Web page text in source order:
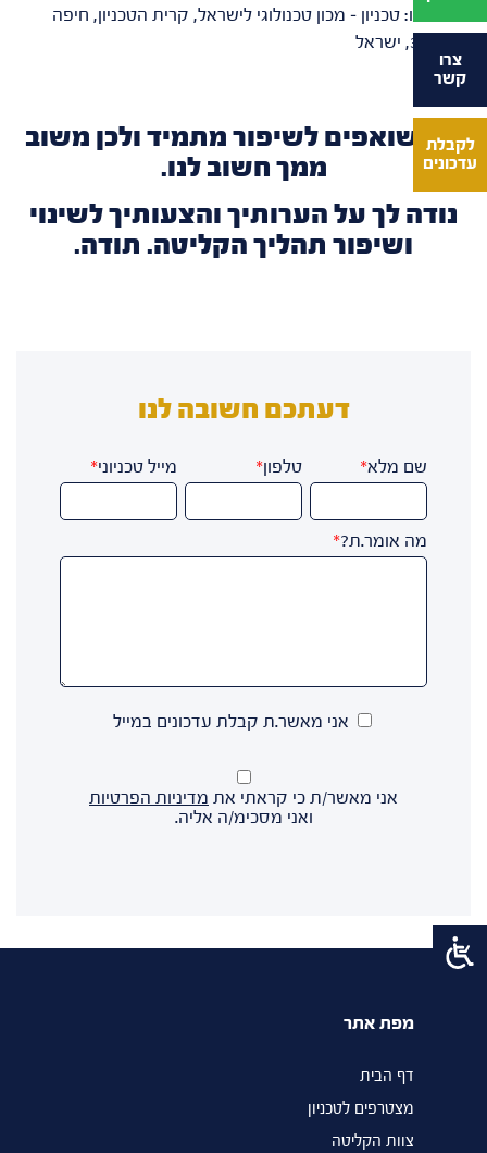
צרו
קשר
לקבלת
עדכונים
כתובתינו: טכניון – מכון טכנולוגי לישראל, קרית הטכניון, חיפה
3200003, ישראל
אנו שואפים לשיפור מתמיד ולכן משוב
ממך חשוב לנו.
נודה לך על הערותיך והצעותיך לשינוי
ושיפור תהליך הקליטה. תודה.
דעתכם חשובה לנו
שם מלא* טלפון* מייל טכניוני*
מה אומר.ת?*
אני מאשר.ת קבלת עדכונים במייל
אני מאשר/ת כי קראתי את
מדיניות הפרטיות
ואני מסכימ/ה אליה.
מפת אתר
דף הבית
מצטרפים לטכניון
צוות הקליטה